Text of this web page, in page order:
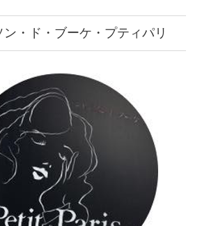
ン・ド・ブーケ・プティパリ